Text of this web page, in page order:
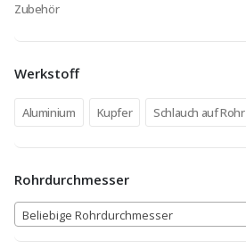
Zubehör
Werkstoff
Aluminium Kupfer Schlauch auf Rohr
Rohrdurchmesser
Beliebige Rohrdurchmesser